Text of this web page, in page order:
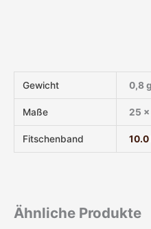
Gewicht 0,8 g
Maße 25
Fitschenband
Ähnliche Produkte